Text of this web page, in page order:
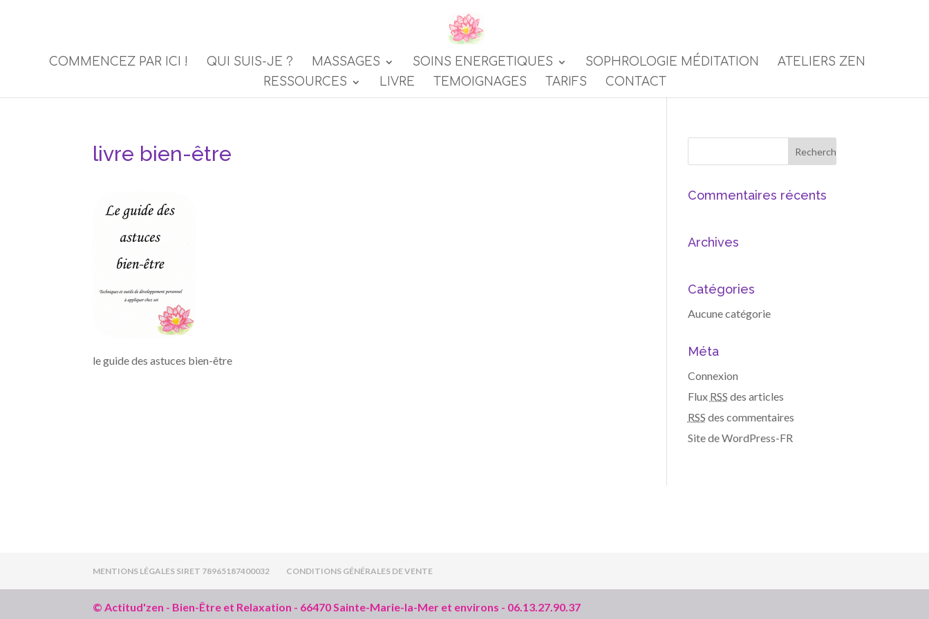
COMMENCEZ PAR ICI ! QUI SUIS-JE ? MASSAGES SOINS ENERGETIQUES SOPHROLOGIE MÉDITATION
ATELIERS ZEN
RESSOURCES
LIVRE TEMOIGNAGES TARIFS CONTACT
livre bien-être
le guide des astuces bien-être
Commentaires récents
Archives
Catégories
Aucune catégorie
Méta
Connexion
Flux RSS des articles
RSS des commentaires
Site de WordPress-FR
MENTIONS LÉGALES SIRET 78965187400032 CONDITIONS GÉNÉRALES DE VENTE
© Actitud'zen - Bien-Être et Relaxation - 66470 Sainte-Marie-la-Mer et environs - 06.13.27.90.37